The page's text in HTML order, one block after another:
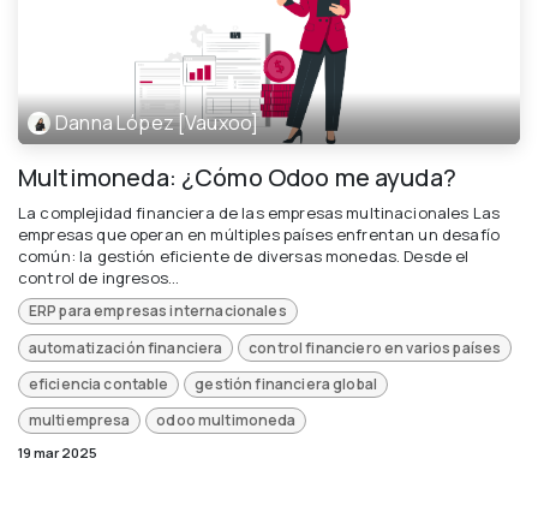
Danna López [Vauxoo]
Multimoneda: ¿Cómo Odoo me ayuda?
La complejidad financiera de las empresas multinacionales Las
empresas que operan en múltiples países enfrentan un desafío
común: la gestión eficiente de diversas monedas. Desde el
control de ingresos...
ERP para empresas internacionales
automatización financiera
control financiero en varios países
eficiencia contable
gestión financiera global
multiempresa
odoo multimoneda
19 mar 2025